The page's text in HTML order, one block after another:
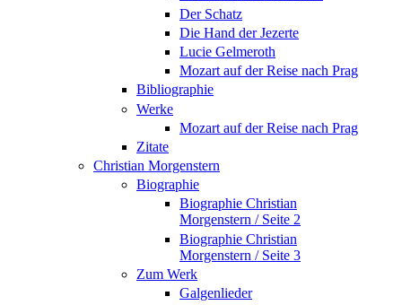
Der Schatz
Die Hand der Jezerte
Lucie Gelmeroth
Mozart auf der Reise nach Prag
Bibliographie
Werke
Mozart auf der Reise nach Prag
Zitate
Christian Morgenstern
Biographie
Biographie Christian
Morgenstern / Seite 2
Biographie Christian
Morgenstern / Seite 3
Zum Werk
Galgenlieder